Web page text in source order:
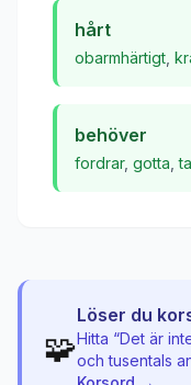
hårt
obarmhärtigt
behöver
fordrar, gotta ,
🧩
Löser du
Hitta “Det är
och tusentals